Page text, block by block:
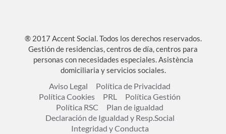
® 2017 Accent Social. Todos los derechos reservados.
Gestión de residencias, centros de día, centros para
personas con necesidades especiales. Asistència
domiciliaria y servicios sociales.
Aviso Legal
Política de Privacidad
Política Cookies
PRL
Política Gestión
Política RSC
Plan de igualdad
Declaración de Igualdad y Resp.Social
Integridad y Conducta